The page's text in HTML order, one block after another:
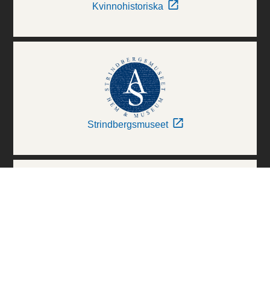
Kvinnohistoriska
Strindbergsmuseet